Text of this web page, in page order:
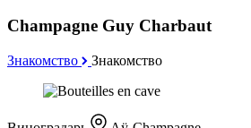
Champagne Guy Charbaut
Знакомство Знакомство